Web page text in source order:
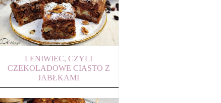
LENIWIEC, CZYLI
CZEKOLADOWE CIASTO Z
JABŁKAMI